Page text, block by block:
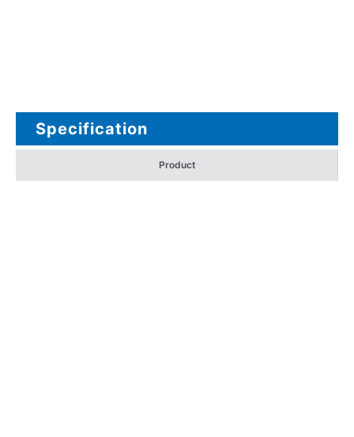
Specification
Product